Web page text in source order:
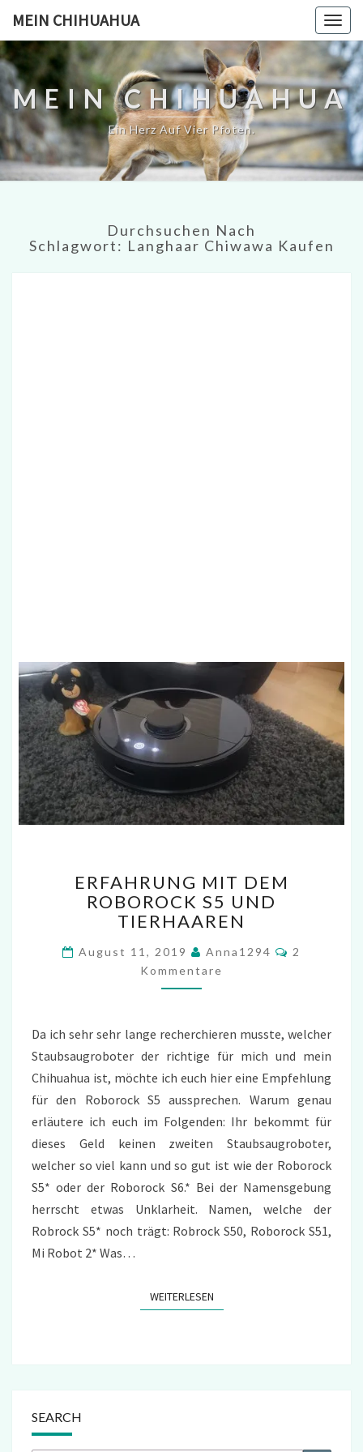
MEIN CHIHUAHUA
MEIN CHIHUAHUA
Ein Herz Auf Vier Pfoten.
Durchsuchen Nach
Schlagwort: Langhaar Chiwawa Kaufen
MIT
DEM
ROBOROCK
UND
TIERHAAREN
ERFAHRUNG MIT DEM
ROBOROCK S5 UND
TIERHAAREN
August 11, 2019 Anna1294
2
Kommentare
Da ich sehr sehr lange recherchieren musste, welcher
Staubsaugroboter der richtige für mich und mein
Chihuahua ist, möchte ich euch hier eine Empfehlung
für den Roborock S5 aussprechen. Warum genau
erläutere ich euch im Folgenden: Ihr bekommt für
dieses Geld keinen zweiten Staubsaugroboter,
welcher so viel kann und so gut ist wie der Roborock
S5* oder der Roborock S6.* Bei der Namensgebung
herrscht etwas Unklarheit. Namen, welche der
Robrock S5* noch trägt: Robrock S50, Roborock S51,
Mi Robot 2* Was…
WEITERLESENWEITERLESEN
SEARCH